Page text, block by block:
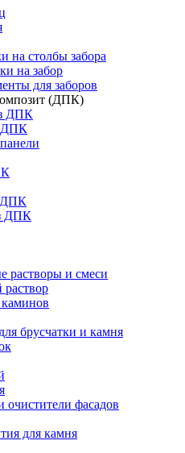
на столбы забора
на забор
для заборов
(ДПК)
ДПК
ДПК
ДПК
ДПК
растворы и смеси
брусчатки и камня
очистители фасадов
для камня